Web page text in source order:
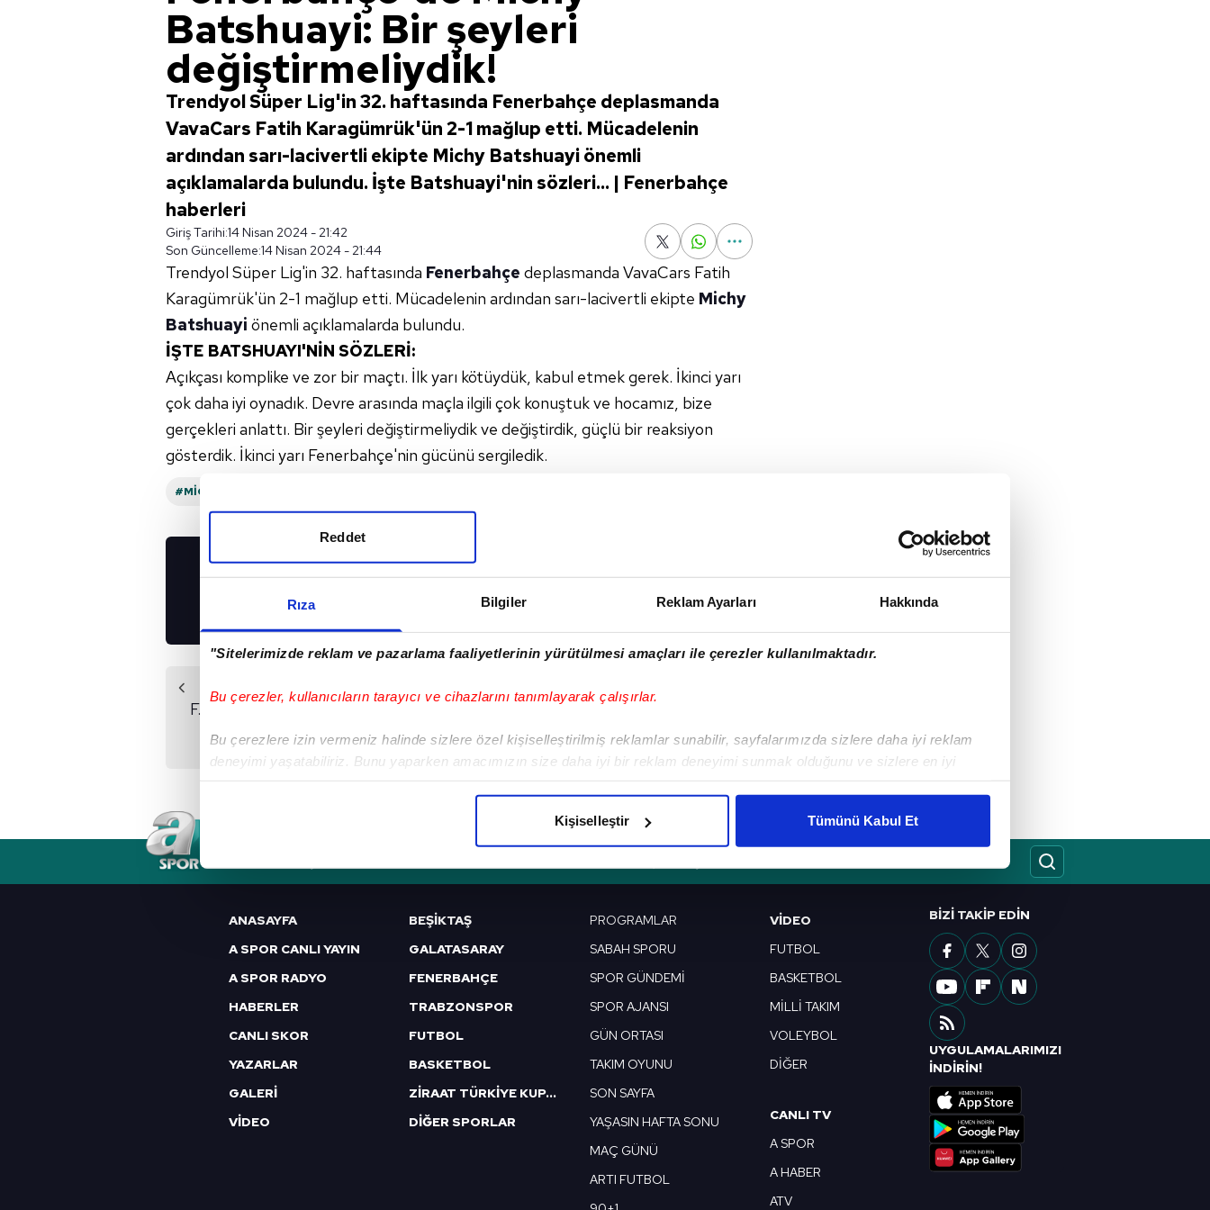
Rıza Bilgiler Reklam Ayarları Hakkında
"Sitelerimizde reklam ve pazarlama faaliyetlerinin yürütülmesi amaçları ile çerezler kullanılmaktadır.
Bu çerezler, kullanıcıların tarayıcı ve cihazlarını tanımlayarak çalışırlar.
Bu çerezlere izin vermeniz halinde sizlere özel kişiselleştirilmiş reklamlar sunabilir, sayfalarımızda sizlere daha iyi reklam
deneyimi yaşatabiliriz. Bunu yaparken amacımızın size daha iyi bir reklam deneyimi sunmak olduğunu ve sizlere en iyi
Her halükârda, kullanıcılar, bu çerezlere izin vermedikleri takdirde, kullanıcılara hedefli reklamlar gösterilmeyecektir."
çerezler vasıtasıyla çeşitli kişisel verileriniz işlenmekte olup gerekli olan çerezler bilgi toplumu hizmetlerinin sunulması
amacıyla kullanılmaktadır. Diğer çerezler, sitemizin daha işlevsel kılınması ve kişiselleştirilmesi ve sizlere yönelik
reklam/pazarlama faaliyetlerinin yapılması, amaçlarıyla sınırlı olarak açık rızanız dahilinde kullanılacaktır.
Çerezlere ilişkin tercihlerinizi aşağıda yer alan panel vasıtasıyla belirleyebilirsiniz. Çerezlere ilişkin detaylı bilgi için Ayarlar
6698 sayılı Kişisel Verilerin Korunması Kanunu uyarınca hazırlanmış Aydınlatma Metnimizi okumak ve sitemizde ilgili
mevzuata uygun olarak kullanılan çerezlerle ilgili bilgi almak için lütfen
Reddet
Kişiselleştir Tümünü Kabul Et
Batshuayi: Bir şeyleri
değiştirmeliydik!
Trendyol Süper Lig'in 32. haftasında Fenerbahçe deplasmanda
VavaCars Fatih Karagümrük'ün 2-1 mağlup etti. Mücadelenin
ardından sarı-lacivertli ekipte Michy Batshuayi önemli
açıklamalarda bulundu. İşte Batshuayi'nin sözleri... | Fenerbahçe
haberleri
Giriş Tarihi:14 Nisan 2024 - 21:42
Son Güncelleme:14 Nisan 2024 - 21:44
Trendyol Süper Lig'in 32. haftasında Fenerbahçe deplasmanda VavaCars Fatih
Karagümrük'ün 2-1 mağlup etti. Mücadelenin ardından sarı-lacivertli ekipte Michy
Batshuayi önemli açıklamalarda bulundu.
İŞTE BATSHUAYI'NİN SÖZLERİ:
Açıkçası komplike ve zor bir maçtı. İlk yarı kötüydük, kabul etmek gerek. İkinci yarı
çok daha iyi oynadık. Devre arasında maçla ilgili çok konuştuk ve hocamız, bize
gerçekleri anlattı. Bir şeyleri değiştirmeliydik ve değiştirdik, güçlü bir reaksiyon
gösterdik. İkinci yarı Fenerbahçe'nin gücünü sergiledik.
#MICHY BATSHUAYI
UYGULAMALARIMIZI
İNDİRİN!
Önceki Haber
F.Bahçe'de 'karanlık'
liste! İşte sakatlık
yaşayan o isimler
Sonraki Haber
Fred maç sonu
konuştu: Soyunma
odasında...
ANASAYFA
A SPOR CANLI YAYIN
A SPOR RADYO
HABERLER
CANLI SKOR
YAZARLAR
GALERİ
VİDEO
BEŞİKTAŞ
GALATASARAY
FENERBAHÇE
TRABZONSPOR
FUTBOL
BASKETBOL
ZİRAAT TÜRKİYE KUPASI
DİĞER SPORLAR
PROGRAMLAR
SABAH SPORU
SPOR GÜNDEMİ
SPOR AJANSI
GÜN ORTASI
TAKIM OYUNU
SON SAYFA
YAŞASIN HAFTA SONU
MAÇ GÜNÜ
ARTI FUTBOL
VIDEO
FUTBOL
BASKETBOL
MİLLİ TAKIM
VOLEYBOL
DİĞER
CANLI TV
A SPOR
A HABER
ATV
BIZI TAKIP EDIN
UYGULAMALARIMIZI
İNDİRİN!